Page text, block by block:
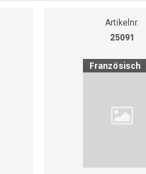
Artikelnr.
25091
Französisch